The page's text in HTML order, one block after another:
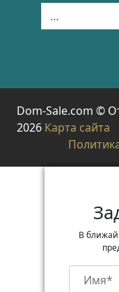
Dom-Sale.com ©
2026 Карта сайта
В